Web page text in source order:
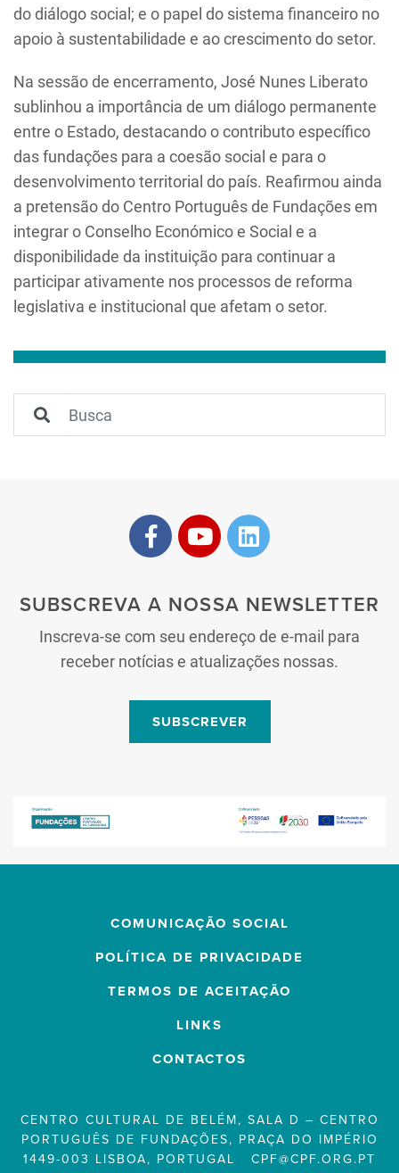
do diálogo social; e o papel do sistema financeiro no
apoio à sustentabilidade e ao crescimento do setor.
Na sessão de encerramento, José Nunes Liberato
sublinhou a importância de um diálogo permanente
entre o Estado, destacando o contributo específico
das fundações para a coesão social e para o
desenvolvimento territorial do país. Reafirmou ainda
a pretensão do Centro Português de Fundações em
integrar o Conselho Económico e Social e a
disponibilidade da instituição para continuar a
participar ativamente nos processos de reforma
legislativa e institucional que afetam o setor.
SUBSCREVA A NOSSA NEWSLETTER
Inscreva-se com seu endereço de e-mail para
receber notícias e atualizações nossas.
SUBSCREVER
COMUNICAÇÃO SOCIAL
POLÍTICA DE PRIVACIDADE
TERMOS DE ACEITAÇÃO
LINKS
CONTACTOS
CENTRO CULTURAL DE BELÉM, SALA D – CENTRO
PORTUGUÊS DE FUNDAÇÕES, PRAÇA DO IMPÉRIO
1449-003 LISBOA, PORTUGAL
CPF@CPF.ORG.PT